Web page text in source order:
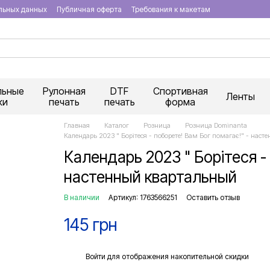
данных Публичная оферта Требования к макетам
Рулонная
печать
DTF
печать
Спортивная
форма
Ленты
Главная Каталог Розница
Розница Dominanta
Календарь 2023 " Борітеся - поборете! Вам Бог помагає!" -
Календарь 2023 " Борітеся
настенный квартальный
В наличии Артикул: 1763566251 Оставить отзыв
145 грн
Войти для отображения накопительной скидки